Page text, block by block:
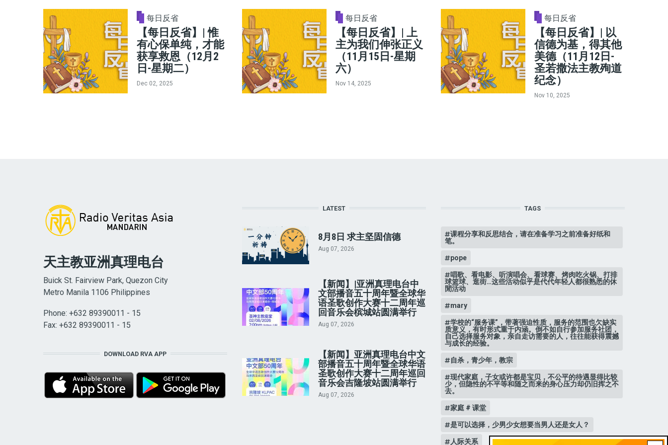
每日反省
【每日反省】| 惟
有心保单纯，才能
获享救恩（12月2
日-星期二）
Dec 02, 2025
每日反省
【每日反省】| 上
主为我们伸张正义
（11月15日-星期
六）
Nov 14, 2025
每日反省
【每日反省】| 以
信德为基，得其他
美德（11月12日-
圣若撒法主教殉道
纪念）
Nov 10, 2025
天主教亚洲真理电台
Buick St. Fairview Park, Quezon City
Metro Manila 1106 Philippines
Phone: +632 89390011 - 15
Fax: +632 89390011 - 15
DOWNLOAD RVA APP
LATEST
8月8日 求主坚固信德
Aug 07, 2026
【新闻】|亚洲真理电台中
文部播音五十周年暨全球华
语圣歌创作大赛十二周年巡
回音乐会槟城站圆满举行
Aug 07, 2026
【新闻】亚洲真理电台中文
部播音五十周年暨全球华语
圣歌创作大赛十二周年巡回
音乐会吉隆坡站圆满举行
Aug 07, 2026
TAGS
课程分享和反思结合，请在准备学习之前准备好纸和
笔。
pope
唱歌、看电影、听演唱会、看球赛、烤肉吃火锅、打排
球篮球、逛街…这些活动似乎是代代年轻人都很熟悉的休
閒活动
mary
学校的“服务课”，带著强迫性质，服务的范围也欠缺实
质意义，有时形式重于内涵。倒不如自行参加服务社团，
自己选择服务对象，亲自走访需要的人，往往能获得震撼
与成长的经验。
自杀，青少年，教宗
现代家庭，子女或许都是宝贝，不公平的待遇显得比较
少，但隐性的不平等和随之而来的身心压力却仍旧挥之不
去。
家庭 # 课堂
是可以选择，少男少女想要当男人还是女人？
人际关系